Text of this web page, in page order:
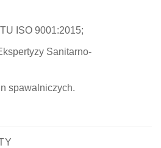
ISO 9001:2015;
Sanitarno-
spawalniczych.